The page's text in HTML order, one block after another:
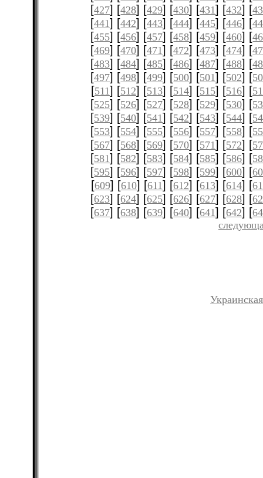
[427] [428] [429] [430] [431] [432] [
[441] [442] [443] [444] [445] [446] [
[455] [456] [457] [458] [459] [460] [
[469] [470] [471] [472] [473] [474] [
[483] [484] [485] [486] [487] [488] [
[497] [498] [499] [500] [501] [502] [
[511] [512] [513] [514] [515] [516] [
[525] [526] [527] [528] [529] [530] [
[539] [540] [541] [542] [543] [544] [
[553] [554] [555] [556] [557] [558] [
[567] [568] [569] [570] [571] [572] [
[581] [582] [583] [584] [585] [586] [
[595] [596] [597] [598] [599] [600] [
[609] [610] [611] [612] [613] [614] [
[623] [624] [625] [626] [627] [628] [
[637] [638] [639] [640] [641] [642] [